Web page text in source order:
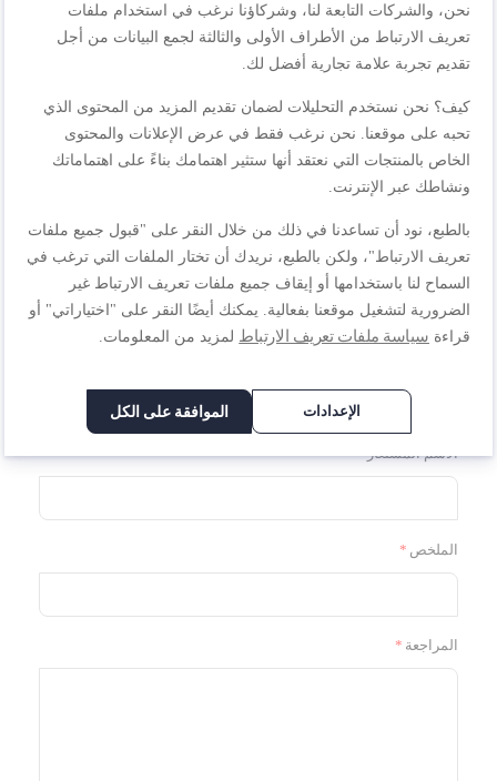
اكتب مراجعتك الخاصة
أنت تراجع:
شبكة وجبات كاملة 2 في 1، مقسم متعدد الاستخدامات،
وضعين، كوكيو
الجودة
نجمة
نجوم
نجوم
نجوم
نجوم
السعر
12345
الاسم المستعار
الملخص
المراجعة
نحن، والشركات التابعة لنا، وشركاؤنا نرغب في استخدام ملفات
تعريف الارتباط من الأطراف الأولى والثالثة لجمع البيانات من أجل
تقديم تجربة علامة تجارية أفضل لك.
كيف؟ نحن نستخدم التحليلات لضمان تقديم المزيد من المحتوى الذي
تحبه على موقعنا. نحن نرغب فقط في عرض الإعلانات والمحتوى
الخاص بالمنتجات التي نعتقد أنها ستثير اهتمامك بناءً على اهتماماتك
ونشاطك عبر الإنترنت.
بالطبع، نود أن تساعدنا في ذلك من خلال النقر على "قبول جميع ملفات
تعريف الارتباط"، ولكن بالطبع، نريدك أن تختار الملفات التي ترغب في
السماح لنا باستخدامها أو إيقاف جميع ملفات تعريف الارتباط غير
الضرورية لتشغيل موقعنا بفعالية. يمكنك أيضًا النقر على "اختياراتي" أو
قراءة سياسة ملفات تعريف الارتباط لمزيد من المعلومات.
الإعدادات الموافقة على الكل